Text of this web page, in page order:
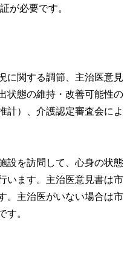
が必要です。
に関する調節、主治医意見
状態の維持・改善可能性の
計）、介護認定審査会によ
設を訪問して、心身の状態
います。主治医意見書は市
。主治医がいない場合は市
す。